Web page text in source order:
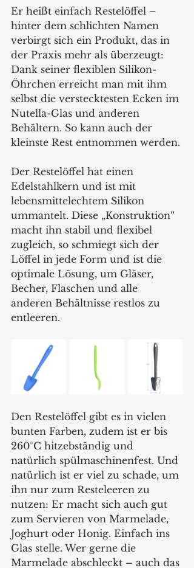
Er heißt einfach Restelöffel –
hinter dem schlichten Namen
verbirgt sich ein Produkt, das in
der Praxis mehr als überzeugt:
Dank seiner flexiblen Silikon-
Öhrchen erreicht man mit ihm
selbst die verstecktesten Ecken im
Nutella-Glas und anderen
Behältern. So kann auch der
kleinste Rest entnommen werden.
Der Restelöffel hat einen
Edelstahlkern und ist mit
lebensmittelechtem Silikon
ummantelt. Diese „Konstruktion“
macht ihn stabil und flexibel
zugleich, so schmiegt sich der
Löffel in jede Form und ist die
optimale Lösung, um Gläser,
Becher, Flaschen und alle
anderen Behältnisse restlos zu
entleeren.
Den Restelöffel gibt es in vielen
bunten Farben, zudem ist er bis
260°C hitzebständig und
natürlich spülmaschinenfest. Und
natürlich ist er viel zu schade, um
ihn nur zum Resteleeren zu
nutzen: Er macht sich auch gut
zum Servieren von Marmelade,
Joghurt oder Honig. Einfach ins
Glas stelle. Wer gerne die
Marmelade abschleckt – auch das